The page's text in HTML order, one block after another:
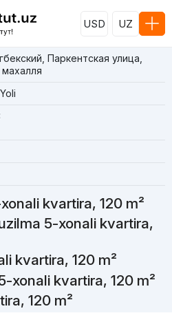
USD UZ
Паркентская улица,
kvartira, 120 m²
5-xonali kvartira,
kvartira, 120 m²
xonali kvartira, 120 m²
120 m²